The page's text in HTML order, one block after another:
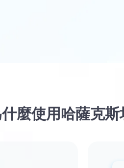
麼使用哈薩克